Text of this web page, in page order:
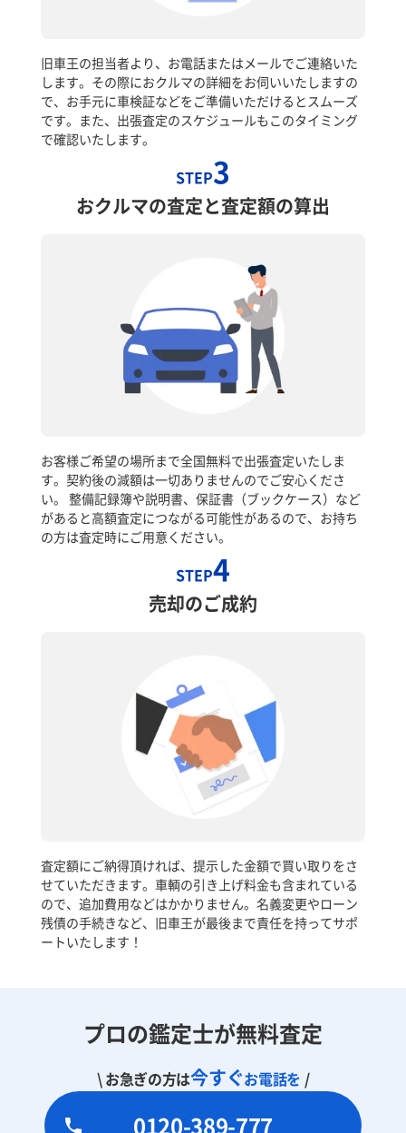
旧車王の担当者より、お電話またはメールでご連絡いた
します。その際におクルマの詳細をお伺いいたしますの
で、お手元に車検証などをご準備いただけるとスムーズ
です。また、出張査定のスケジュールもこのタイミング
で確認いたします。
STEP3
おクルマの査定と査定額の算出
お客様ご希望の場所まで全国無料で出張査定いたしま
す。契約後の減額は一切ありませんのでご安心くださ
い。 整備記録簿や説明書、保証書（ブックケース）など
があると高額査定につながる可能性があるので、お持ち
の方は査定時にご用意ください。
STEP4
売却のご成約
査定額にご納得頂ければ、提示した金額で買い取りをさ
せていただきます。車輌の引き上げ料金も含まれている
ので、追加費用などはかかりません。名義変更やローン
残債の手続きなど、旧車王が最後まで責任を持ってサポ
ートいたします！
プロの鑑定士が無料査定
\ お急ぎの方は今すぐお電話を /
0120-389-777